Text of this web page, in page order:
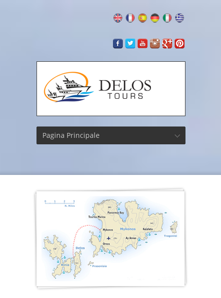
Pagina Principale